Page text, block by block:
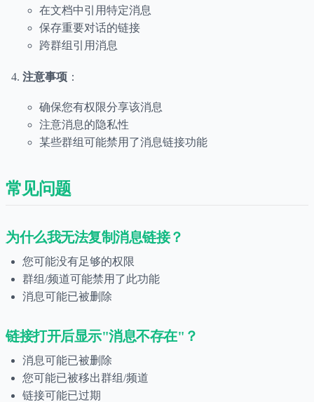
在文档中引用特定消息
保存重要对话的链接
跨群组引用消息
注意事项 ：
确保您有权限分享该消息
注意消息的隐私性
某些群组可能禁用了消息链接功能
常见问题
为什么我无法复制消息链接？
您可能没有足够的权限
群组/频道可能禁用了此功能
消息可能已被删除
链接打开后显示"消息不存在"？
消息可能已被删除
您可能已被移出群组/频道
链接可能已过期